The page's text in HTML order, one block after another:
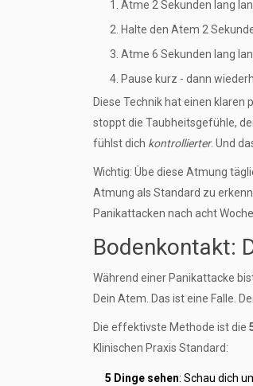
Atme 2 Sekunden lang
Halte den Atem 2
Atme 6 Sekunden lang
Pause kurz - dann
Diese Technik hat einen
stoppt die Taubheitsgefühle,
fühlst dich kontrollierter. Und
Wichtig: Übe diese Atmung
Atmung als Standard zu
Panikattacken nach acht
Bodenkontakt:
Während einer Panikattacke
Dein Atem. Das ist eine Falle.
Die effektivste Methode ist die
Klinischen Praxis Standard:
5 Dinge sehen: Schau dich